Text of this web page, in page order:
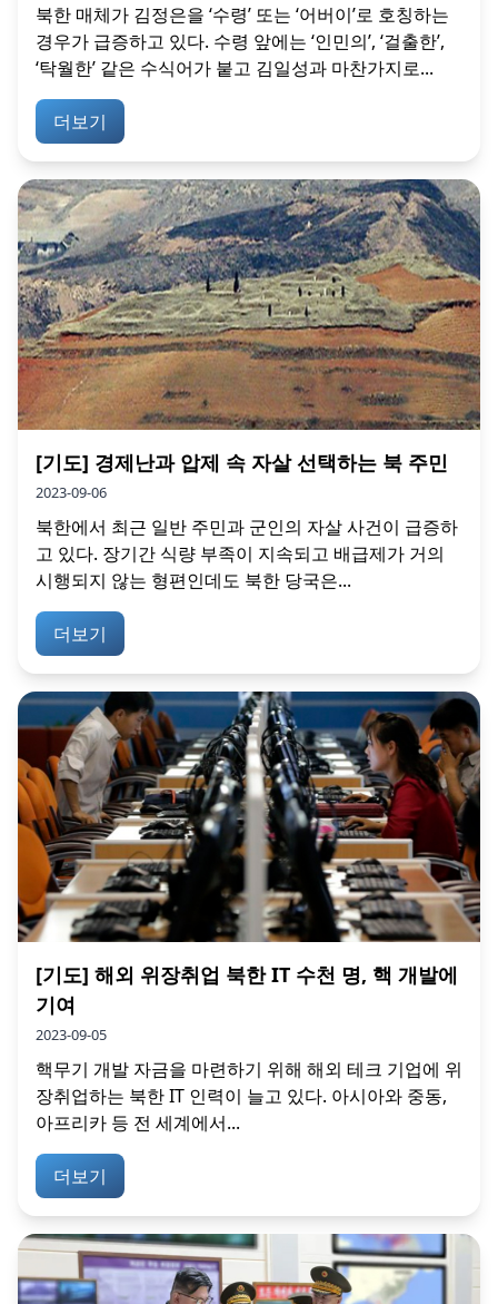
북한 매체가 김정은을 ‘수령’ 또는 ‘어버이’로 호칭하는
경우가 급증하고 있다. 수령 앞에는 ‘인민의’, ‘걸출한’,
‘탁월한’ 같은 수식어가 붙고 김일성과 마찬가지로...
더보기
[기도] 경제난과 압제 속 자살 선택하는 북 주민
2023-09-06
북한에서 최근 일반 주민과 군인의 자살 사건이 급증하
고 있다. 장기간 식량 부족이 지속되고 배급제가 거의
시행되지 않는 형편인데도 북한 당국은...
더보기
[기도] 해외 위장취업 북한 IT 수천 명, 핵 개발에
기여
2023-09-05
핵무기 개발 자금을 마련하기 위해 해외 테크 기업에 위
장취업하는 북한 IT 인력이 늘고 있다. 아시아와 중동,
아프리카 등 전 세계에서...
더보기